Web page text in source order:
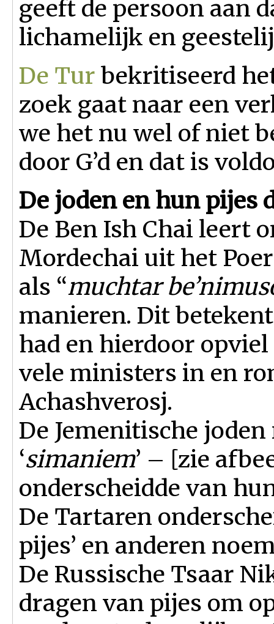
geeft de persoon aan
lichamelijk en
De Tur bekritiseerd
zoek gaat naar een
we het nu wel of niet
door G’d en dat is
De joden en hun pijes
De Ben Ish Chai leert
Mordechai uit het
als “muchtar
manieren. Dit
had en hierdoor
vele ministers in en
Achashverosj.
De Jemenitische
‘simaniem’ – [zie
onderscheidde van
De Tartaren
pijes’ en anderen
De Russische Tsaar
dragen van pijes om